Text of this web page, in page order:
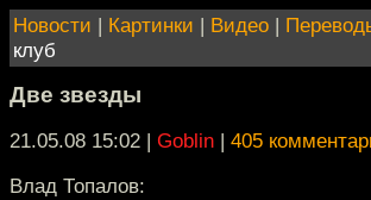
Новости | Картинки | Видео |
клуб
Две звезды
21.05.08 15:02 | Goblin | 405
Влад Топалов: